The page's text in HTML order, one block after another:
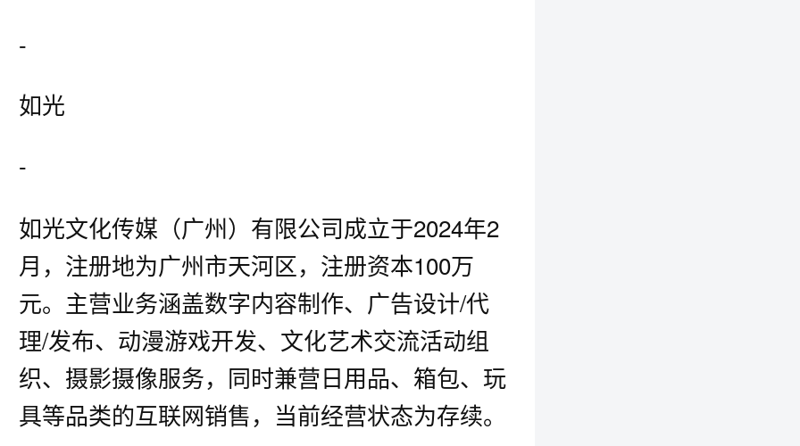
-
如光
-
如光文化传媒（广州）有限公司成立于2024年2
月，注册地为广州市天河区，注册资本100万
元。主营业务涵盖数字内容制作、广告设计/代
理/发布、动漫游戏开发、文化艺术交流活动组
织、摄影摄像服务，同时兼营日用品、箱包、玩
具等品类的互联网销售，当前经营状态为存续。